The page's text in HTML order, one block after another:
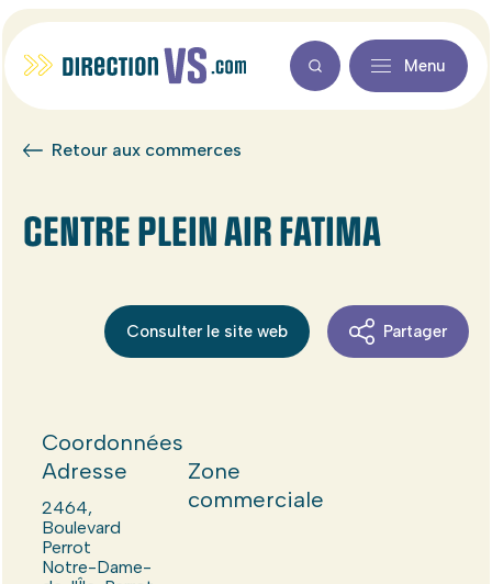
Menu
Retour aux commerces
CENTRE PLEIN AIR FATIMA
Consulter le site web Partager
Coordonnées
Adresse
2464,
Boulevard
Perrot
Notre-Dame-
Zone
commerciale